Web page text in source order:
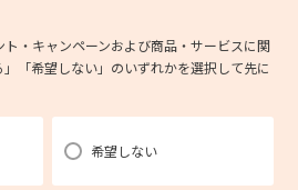
に対応するにあたり必要な確認や連絡を
合わせやご要望に対し適切に対応をする
スに関する営業上のご案内や提案または
についてご案内するため。（お客様の個人情
・キャンペーンおよび商品・サービスに関
「希望しない」のいずれかを選択して先に
希望しない